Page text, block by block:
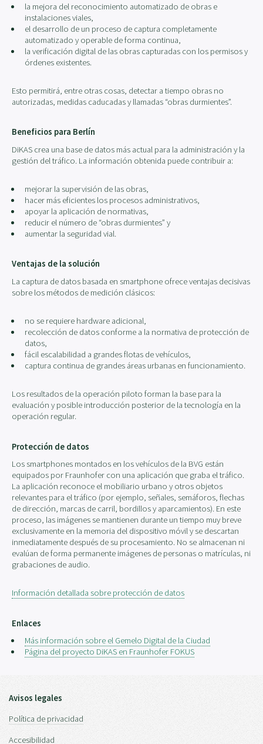
la mejora del reconocimiento automatizado de obras e
instalaciones viales,
el desarrollo de un proceso de captura completamente
automatizado y operable de forma continua,
la verificación digital de las obras capturadas con los permisos y
órdenes existentes.
Esto permitirá, entre otras cosas, detectar a tiempo obras no
autorizadas, medidas caducadas y llamadas “obras durmientes”.
Beneficios para Berlín
DiKAS crea una base de datos más actual para la administración y la
gestión del tráfico. La información obtenida puede contribuir a:
mejorar la supervisión de las obras,
hacer más eficientes los procesos administrativos,
apoyar la aplicación de normativas,
reducir el número de “obras durmientes” y
aumentar la seguridad vial.
Ventajas de la solución
La captura de datos basada en smartphone ofrece ventajas decisivas
sobre los métodos de medición clásicos:
no se requiere hardware adicional,
recolección de datos conforme a la normativa de protección de
datos,
fácil escalabilidad a grandes flotas de vehículos,
captura continua de grandes áreas urbanas en funcionamiento.
Los resultados de la operación piloto forman la base para la
evaluación y posible introducción posterior de la tecnología en la
operación regular.
Protección de datos
Los smartphones montados en los vehículos de la BVG están
equipados por Fraunhofer con una aplicación que graba el tráfico.
La aplicación reconoce el mobiliario urbano y otros objetos
relevantes para el tráfico (por ejemplo, señales, semáforos, flechas
de dirección, marcas de carril, bordillos y aparcamientos). En este
proceso, las imágenes se mantienen durante un tiempo muy breve
exclusivamente en la memoria del dispositivo móvil y se descartan
inmediatamente después de su procesamiento. No se almacenan ni
evalúan de forma permanente imágenes de personas o matrículas, ni
grabaciones de audio.
Información detallada sobre protección de datos
Enlaces
Más información sobre el Gemelo Digital de la Ciudad
Página del proyecto DiKAS en Fraunhofer FOKUS
Avisos legales
Política de privacidad
Accesibilidad